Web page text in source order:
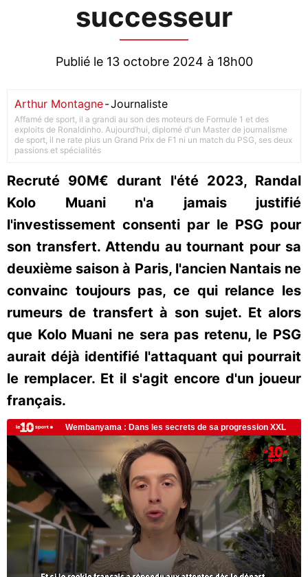
successeur
Publié le 13 octobre 2024 à 18h00
Arthur Montagne-Journaliste
Affamé de sport, il a grandi au son des moteurs de Formule 1 et des
exploits de Ronaldinho. Aujourd’hui, diplomé d'un Master de journalisme
de sport, il ne rate plus un Grand Prix de F1 ni un match du PSG, ses deux
passions et spécialités
Recruté 90M€ durant l'été 2023, Randal
Kolo Muani n'a jamais justifié
l'investissement consenti par le PSG pour
son transfert. Attendu au tournant pour sa
deuxième saison à Paris, l'ancien Nantais ne
convainc toujours pas, ce qui relance les
rumeurs de transfert à son sujet. Et alors
que Kolo Muani ne sera pas retenu, le PSG
aurait déjà identifié l'attaquant qui pourrait
le remplacer. Et il s'agit encore d'un joueur
français.